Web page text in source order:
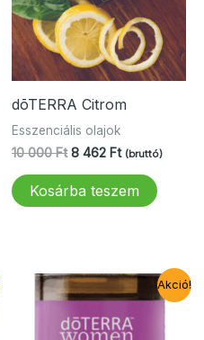
dōTERRA Citrom
Esszenciális olajok
10 000Ft Original
was:
10
8 462 FtCurrent
8
(bruttó)
Kosárba teszem
Akció!